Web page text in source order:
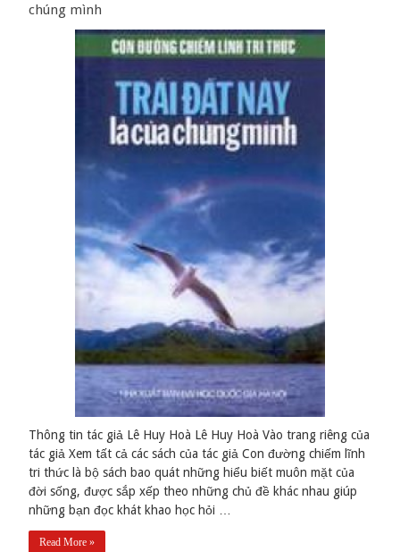
chúng mình
Thông tin tác giả Lê Huy Hoà Lê Huy Hoà Vào trang riêng của
tác giả Xem tất cả các sách của tác giả Con đường chiếm lĩnh
tri thức là bộ sách bao quát những hiểu biết muôn mặt của
đời sống, được sắp xếp theo những chủ đề khác nhau giúp
những bạn đọc khát khao học hỏi …
Read More »